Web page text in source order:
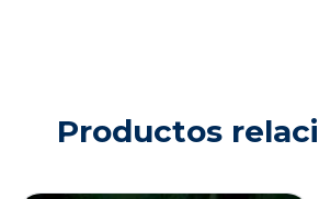
Productos